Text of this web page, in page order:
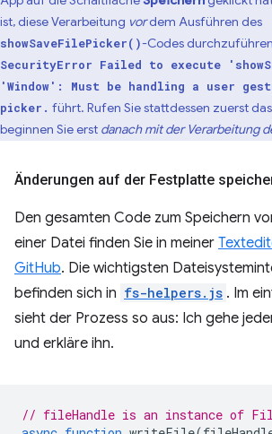
ist, diese Verarbeitung vordem Ausführen des
showSaveFilePicker()-Codes
SecurityError Failed to execute
'Window': Must be handling a user
picker. führt. Rufen Sie stattdessen zuerst
beginnen Sie erst danach mit der Verarbeitung
Änderungen auf der Festplatte
Den gesamten Code zum Speichern
einer Datei finden Sie in meiner
GitHub. Die wichtigsten
befinden sich in fs-helpers.js . Im
sieht der Prozess so aus: Ich gehe
und erkläre ihn.
// fileHandle is an instance of